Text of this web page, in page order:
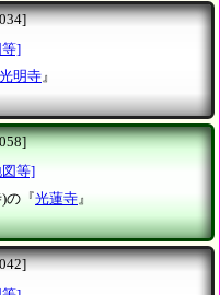
等]
光明寺 』
図等]
の『光蓮寺』